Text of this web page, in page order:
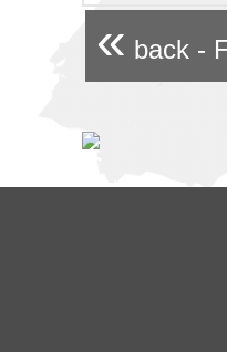
« back -